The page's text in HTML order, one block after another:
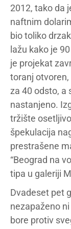
2012, tako da
naftnim
bio toliko
lažu kako je
je projekat
toranj
za 40 odsto, a
nastanjeno.
tržište
špekulacija
prestrašene
“Beograd na
tipa u galeriji
Dvadeset pet
nezapaženo
bore protiv